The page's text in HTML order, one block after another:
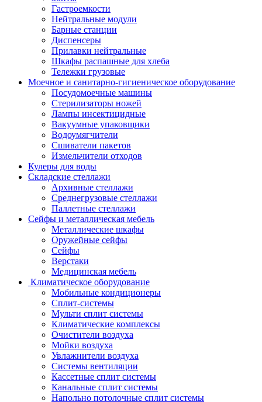
Гастроемкости
Нейтральные модули
Барные станции
Диспенсеры
Прилавки нейтральные
Шкафы распашные для хлеба
Тележки грузовые
Моечное и санитарно-гигиеническое оборудование
Посудомоечные машины
Стерилизаторы ножей
Лампы инсектицидные
Вакуумные упаковщики
Водоумягчители
Сшиватели пакетов
Измельчители отходов
Кулеры для воды
Складские стеллажи
Архивные стеллажи
Среднегрузовые стеллажи
Паллетные стеллажи
Сейфы и металлическая мебель
Металлические шкафы
Оружейные сейфы
Сейфы
Верстаки
Медицинская мебель
Климатическое оборудование
Мобильные кондиционеры
Сплит-системы
Мульти сплит системы
Климатические комплексы
Очистители воздуха
Мойки воздуха
Увлажнители воздуха
Системы вентиляции
Кассетные сплит системы
Канальные сплит системы
Напольно потолочные сплит системы